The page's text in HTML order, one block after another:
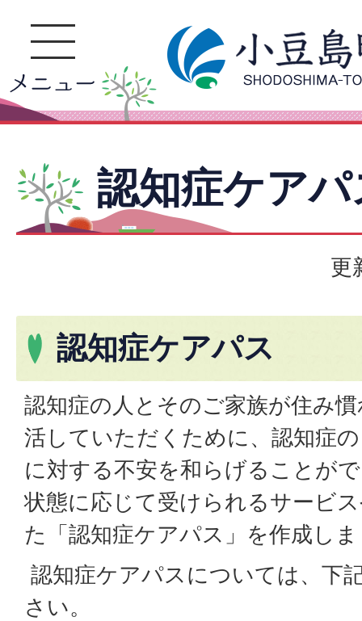
認知症ケア
更
認知症ケアパス
認知症の人とそのご家族が住み
活していただくために、認知症
に対する不安を和らげることが
状態に応じて受けられるサービ
た「認知症ケアパス」を作成し
認知症ケアパスについては、下
さい。